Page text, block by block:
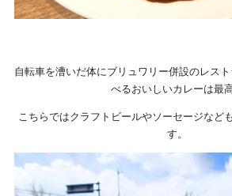
自転車を漕いだ体にブリュワリー併設のレス
べるおいしいカレーは最高
こちらではクラフトビールやソーセージなど
す。